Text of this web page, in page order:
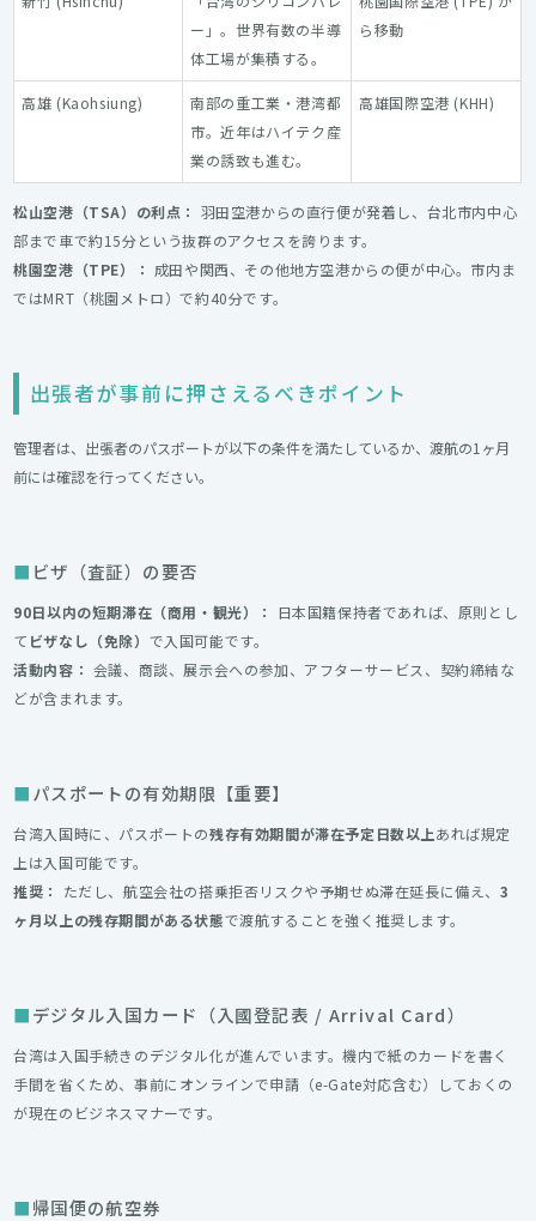
ー」。世界有数の半導
体工場が集積する。
ら移動
高雄 (Kaohsiung)
南部の重工業・港湾都
市。近年はハイテク産
業の誘致も進む。
高雄国際空港 (KHH)
松山空港（TSA）の利点： 羽田空港からの直行便が発着し、台北市内中心
部まで車で約15分という抜群のアクセスを誇ります。
桃園空港（TPE）： 成田や関西、その他地方空港からの便が中心。市内ま
ではMRT（桃園メトロ）で約40分です。
出張者が事前に押さえるべきポイント
管理者は、出張者のパスポートが以下の条件を満たしているか、渡航の1ヶ月
前には確認を行ってください。
ビザ（査証）の要否
90日以内の短期滞在（商用・観光）：
日本国籍保持者であれば、原則とし
て ビザなし（免除） で入国可能です。
活動内容： 会議、商談、展示会への参加、アフターサービス、契約締結な
どが含まれます。
パスポートの有効期限【重要】
台湾入国時に、パスポートの残存有効期間が滞在予定日数以上あれば規定
上は入国可能です。
推奨：
ただし、航空会社の搭乗拒否リスクや予期せぬ滞在延長に備え、3
ヶ月以上の残存期間がある状態で渡航することを強く推奨します。
デジタル入国カード（入國登記表 / Arrival Card）
台湾は入国手続きのデジタル化が進んでいます。機内で紙のカードを書く
手間を省くため、事前にオンラインで申請（e-Gate対応含む）しておくの
が現在のビジネスマナーです。
帰国便の航空券